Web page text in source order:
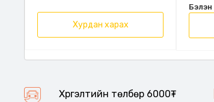
Хурдан харах
Бэлэн
Хүргэлтийн төлбөр 6000₮